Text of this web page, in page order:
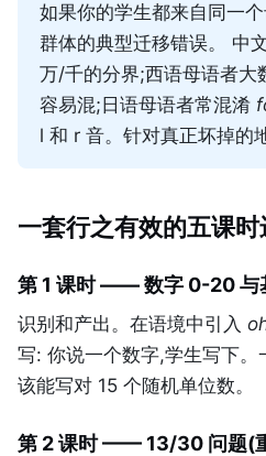
如果你的学生都来自同一
群体的典型迁移错误。 中
万/千的分界;西语母语者
容易混;日语母语者常混淆
l 和 r 音。针对真正坏掉的
一套行之有效的五课时
第 1 课时 —— 数字 0-20 与
识别和产出。在语境中引入
写: 你说一个数字,学生写下
该能写对 15 个随机单位数。
第 2 课时 —— 13/30 问题(